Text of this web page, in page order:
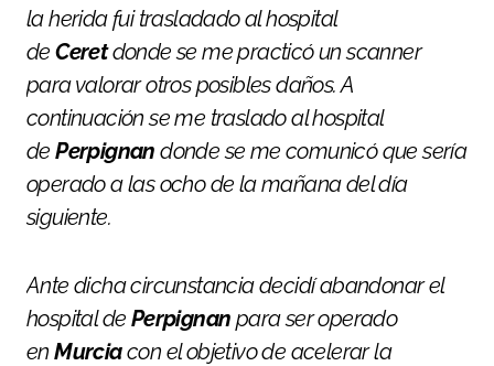
la herida fui trasladado al hospital
deCeretdonde se me practicó un scanner
para valorar otros posibles daños. A
continuación se me traslado al hospital
dePerpignan donde se me comunicó que sería
operado a las ocho de la mañana del día
siguiente.
Ante dicha circunstancia decidí abandonar el
hospital de Perpignan para ser operado
enMurciacon el objetivo de acelerar la